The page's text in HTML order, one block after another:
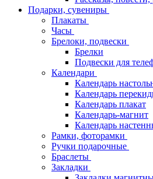
Подарки, сувениры
Плакаты
Часы
Брелоки, подвески
Брелки
Подвески для
Календари
Календарь
Календарь
Календарь плакат
Календарь-магнит
Календарь
Рамки, фоторамки
Ручки подарочные
Браслеты
Закладки